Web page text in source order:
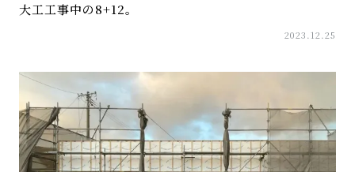
大工工事中の8+12。
2023.12.25